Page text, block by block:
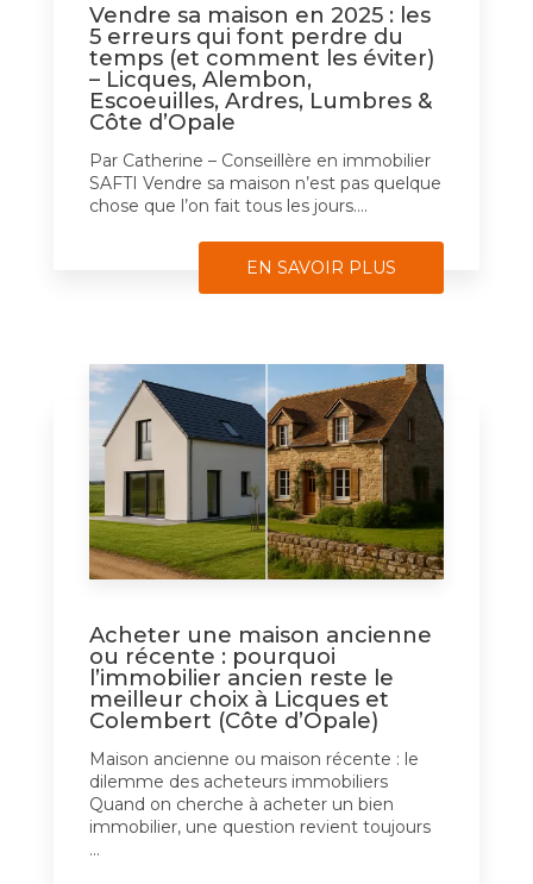
Vendre sa maison en 2025 : les
5 erreurs qui font perdre du
temps (et comment les éviter)
– Licques, Alembon,
Escoeuilles, Ardres, Lumbres &
Côte d’Opale
Par Catherine – Conseillère en immobilier
SAFTI Vendre sa maison n’est pas quelque
chose que l’on fait tous les jours....
EN SAVOIR PLUS
Acheter une maison ancienne
ou récente : pourquoi
l’immobilier ancien reste le
meilleur choix à Licques et
Colembert (Côte d’Opale)
Maison ancienne ou maison récente : le
dilemme des acheteurs immobiliers
Quand on cherche à acheter un bien
immobilier, une question revient toujours
...